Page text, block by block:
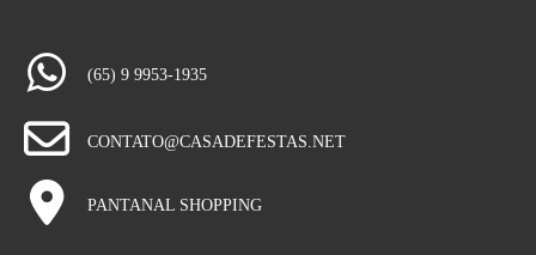
(65) 9 9953-1935
CONTATO@CASADEFESTAS.NET
PANTANAL SHOPPING